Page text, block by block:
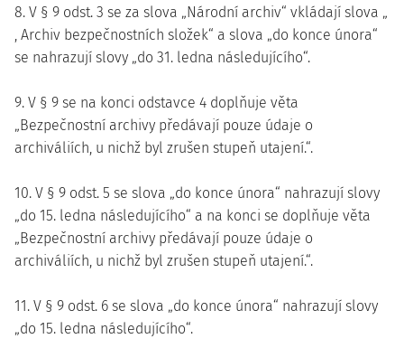
8. V § 9 odst. 3 se za slova „Národní archiv“ vkládají slova „
, Archiv bezpečnostních složek“ a slova „do konce února“
se nahrazují slovy „do 31. ledna následujícího“.
9. V § 9 se na konci odstavce 4 doplňuje věta
„Bezpečnostní archivy předávají pouze údaje o
archiváliích, u nichž byl zrušen stupeň utajení.“.
10. V § 9 odst. 5 se slova „do konce února“ nahrazují slovy
„do 15. ledna následujícího“ a na konci se doplňuje věta
„Bezpečnostní archivy předávají pouze údaje o
archiváliích, u nichž byl zrušen stupeň utajení.“.
11. V § 9 odst. 6 se slova „do konce února“ nahrazují slovy
„do 15. ledna následujícího“.